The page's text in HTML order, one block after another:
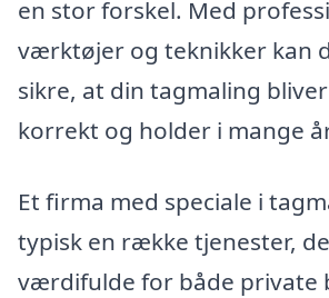
en stor forskel. Med
værktøjer og teknikker kan
sikre, at din tagmaling
korrekt og holder i mange
Et firma med speciale i
typisk en række tjenester,
værdifulde for både private